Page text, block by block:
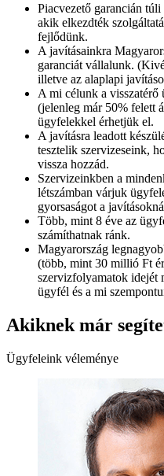
Piacvezető garancián
akik elkezdték
fejlődünk.
A javításainkra
garanciát vállalunk.
illetve az alaplapi
A mi célunk a visszatérő
(jelenleg már 50% felett
ügyfelekkel érhetjük el.
A javításra leadott
tesztelik szervizeseink,
vissza hozzád.
Szervizeinkben a
létszámban várjuk
gyorsaságot a
Több, mint 8 éve az
számíthatnak ránk.
Magyarország
(több, mint 30 millió Ft
szervizfolyamatok idejét
ügyfél és a mi
Akiknek már
Ügyfeleink véleménye